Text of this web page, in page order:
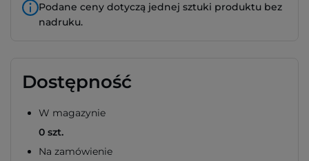
Podane ceny dotyczą jednej sztuki produktu bez
nadruku.
Dostępność
W magazynie
0 szt.
Na zamówienie